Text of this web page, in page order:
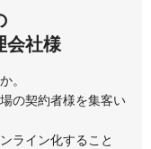
野市
会社様
。
の契約者様を集客い
ライン化すること